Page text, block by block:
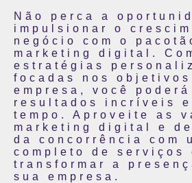
Não perca a
impulsionar o
negócio com o
marketing digital.
estratégias
focadas nos objetivos
empresa, você
resultados incríveis
tempo. Aproveite as
marketing digital e
da concorrência com
completo de serviços
transformar a
sua empresa.